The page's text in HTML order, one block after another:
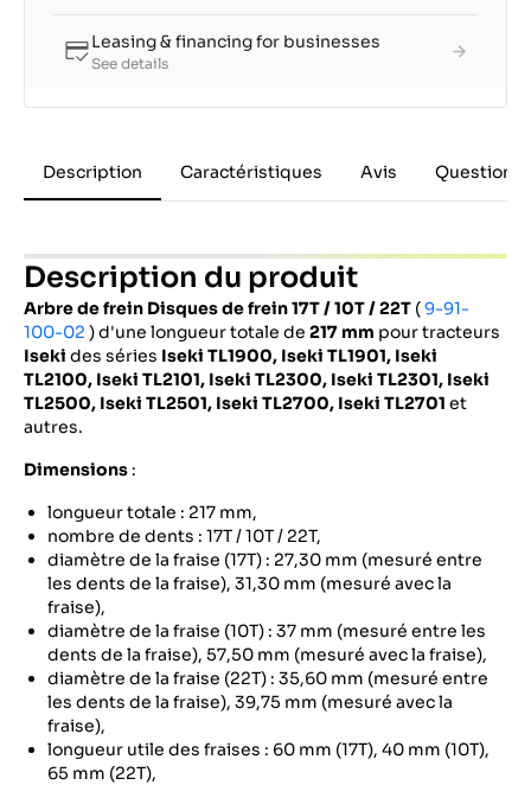
Leasing & financing for businesses
See details
Description Caractéristiques Avis Questions
Description du produit
Arbre de frein Disques de frein 17T / 10T / 22T (9-91-
100-02 ) d'une longueur totale de 217 mm pour tracteurs
Iseki des séries Iseki TL1900, Iseki TL1901, Iseki
TL2100, Iseki TL2101, Iseki TL2300, Iseki TL2301, Iseki
TL2500, Iseki TL2501, Iseki TL2700, Iseki TL2701 et
autres.
Dimensions :
longueur totale : 217 mm,
nombre de dents : 17T / 10T / 22T,
diamètre de la fraise (17T) : 27,30 mm (mesuré entre
les dents de la fraise), 31,30 mm (mesuré avec la
fraise),
diamètre de la fraise (10T) : 37 mm (mesuré entre les
dents de la fraise), 57,50 mm (mesuré avec la fraise),
diamètre de la fraise (22T) : 35,60 mm (mesuré entre
les dents de la fraise), 39,75 mm (mesuré avec la
fraise),
longueur utile des fraises : 60 mm (17T), 40 mm (10T),
65 mm (22T),